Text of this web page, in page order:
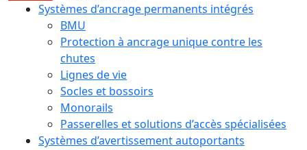
Systèmes d’ancrage permanents intégrés
BMU
Protection à ancrage unique contre les
chutes
Lignes de vie
Socles et bossoirs
Monorails
Passerelles et solutions d’accès spécialisées
Systèmes d’avertissement autoportants